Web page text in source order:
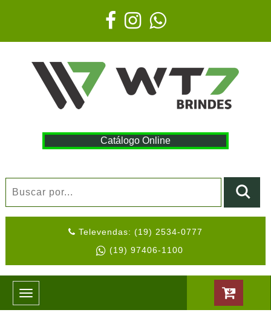
Catálogo Online
Televendas: (19) 2534-0777
(19) 97406-1100
Toggle
navigation